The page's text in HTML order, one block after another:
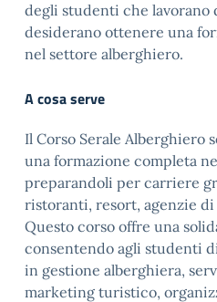
degli studenti che lavorano
desiderano ottenere una
nel settore alberghiero.
A cosa serve
Il Corso Serale Alberghiero
una formazione completa
preparandoli per carriere
ristoranti, resort, agenzie di
Questo corso offre una
consentendo agli studenti
in gestione alberghiera,
marketing turistico,